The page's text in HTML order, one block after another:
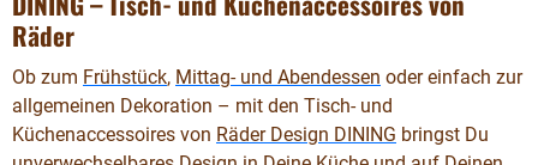
Räder
Ob zum Frühstück, Mittag- und Abendessen oder einfach zur
allgemeinen Dekoration – mit den Tisch- und
Küchenaccessoires von Räder Design DINING bringst Du